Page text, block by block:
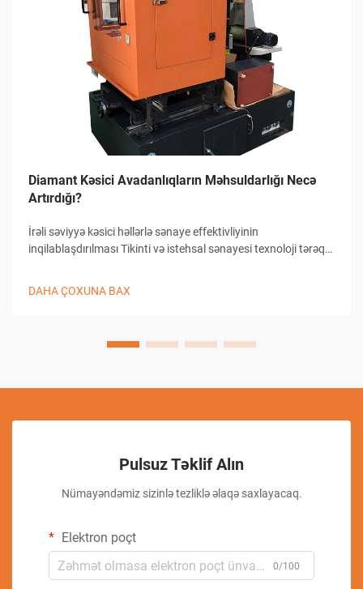
Diamant Kəsici Avadanlıqların Məhsuldarlığı Necə
Artırdığı?
İrəli səviyyə kəsici həllərlə sənaye effektivliyinin
inqilablaşdırılması Tikinti və istehsal sənayesi texnoloji tərəqqi
DAHA ÇOXUNA BAX
Pulsuz Təklif Alın
Nümayəndəmiz sizinlə tezliklə əlaqə saxlayacaq.
Elektron poçt
0/100